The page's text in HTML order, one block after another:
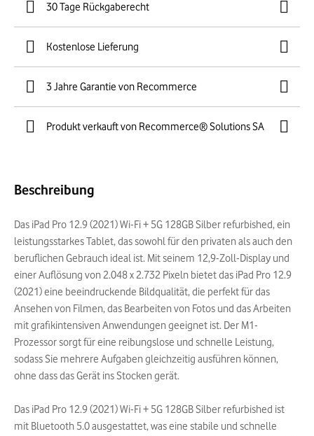
30 Tage Rückgaberecht
Kostenlose Lieferung
3 Jahre Garantie von Recommerce
Produkt verkauft von Recommerce® Solutions SA
Beschreibung
Das iPad Pro 12.9 (2021) Wi-Fi + 5G 128GB Silber refurbished, ein
leistungsstarkes Tablet, das sowohl für den privaten als auch den
beruflichen Gebrauch ideal ist. Mit seinem 12,9-Zoll-Display und
einer Auflösung von 2.048 x 2.732 Pixeln bietet das iPad Pro 12.9
(2021) eine beeindruckende Bildqualität, die perfekt für das
Ansehen von Filmen, das Bearbeiten von Fotos und das Arbeiten
mit grafikintensiven Anwendungen geeignet ist. Der M1-
Prozessor sorgt für eine reibungslose und schnelle Leistung,
sodass Sie mehrere Aufgaben gleichzeitig ausführen können,
ohne dass das Gerät ins Stocken gerät.
Das iPad Pro 12.9 (2021) Wi-Fi + 5G 128GB Silber refurbished ist
mit Bluetooth 5.0 ausgestattet, was eine stabile und schnelle